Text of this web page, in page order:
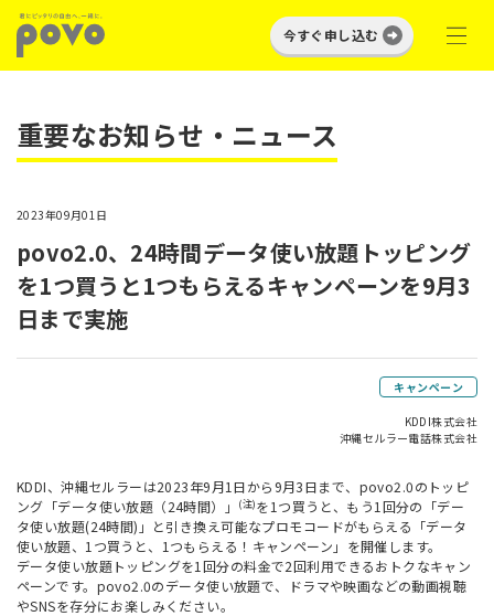
今すぐ申し込む
重要なお知らせ・ニュース
2023年09月01日
povo2.0、24時間データ使い放題トッピング
を1つ買うと1つもらえるキャンペーンを9月3
日まで実施
キャンペーン
KDDI株式会社
沖縄セルラー電話株式会社
KDDI、沖縄セルラーは2023年9月1日から9月3日まで、povo2.0のトッピ
ング「データ使い放題（24時間）」
(注)を1つ買うと、もう1回分の「デー
タ使い放題(24時間)」と引き換え可能なプロモコードがもらえる「データ
使い放題、1つ買うと、1つもらえる！キャンペーン」を開催します。
データ使い放題トッピングを1回分の料金で2回利用できるおトクなキャン
ペーンです。povo2.0のデータ使い放題で、ドラマや映画などの動画視聴
やSNSを存分にお楽しみください。